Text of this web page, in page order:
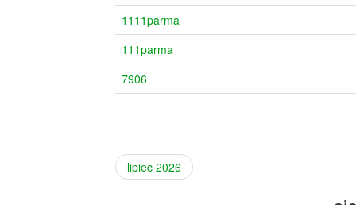
1111parma
111parma
7906
lipiec 2026